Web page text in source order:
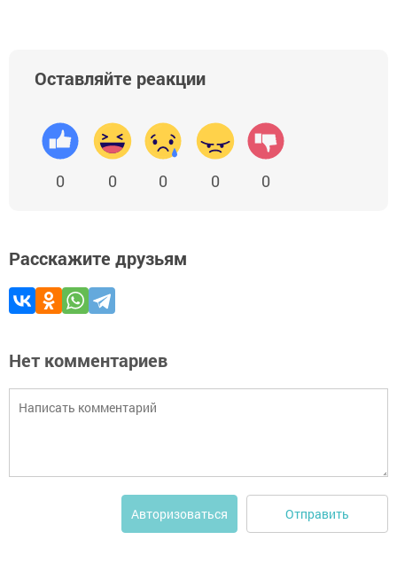
Оставляйте реакции
0 0 0 0 0
Расскажите друзьям
Нет комментариев
Авторизоваться Отправить